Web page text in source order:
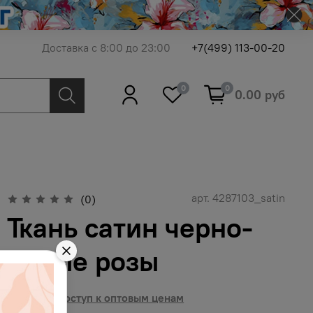
Доставка с 8:00 до 23:00 +7(499) 113-00-20
0 0 0.00 руб
(0) арт. 4287103_satin
Ткань сатин черно-
белые розы
Получить доступ к оптовым ценам